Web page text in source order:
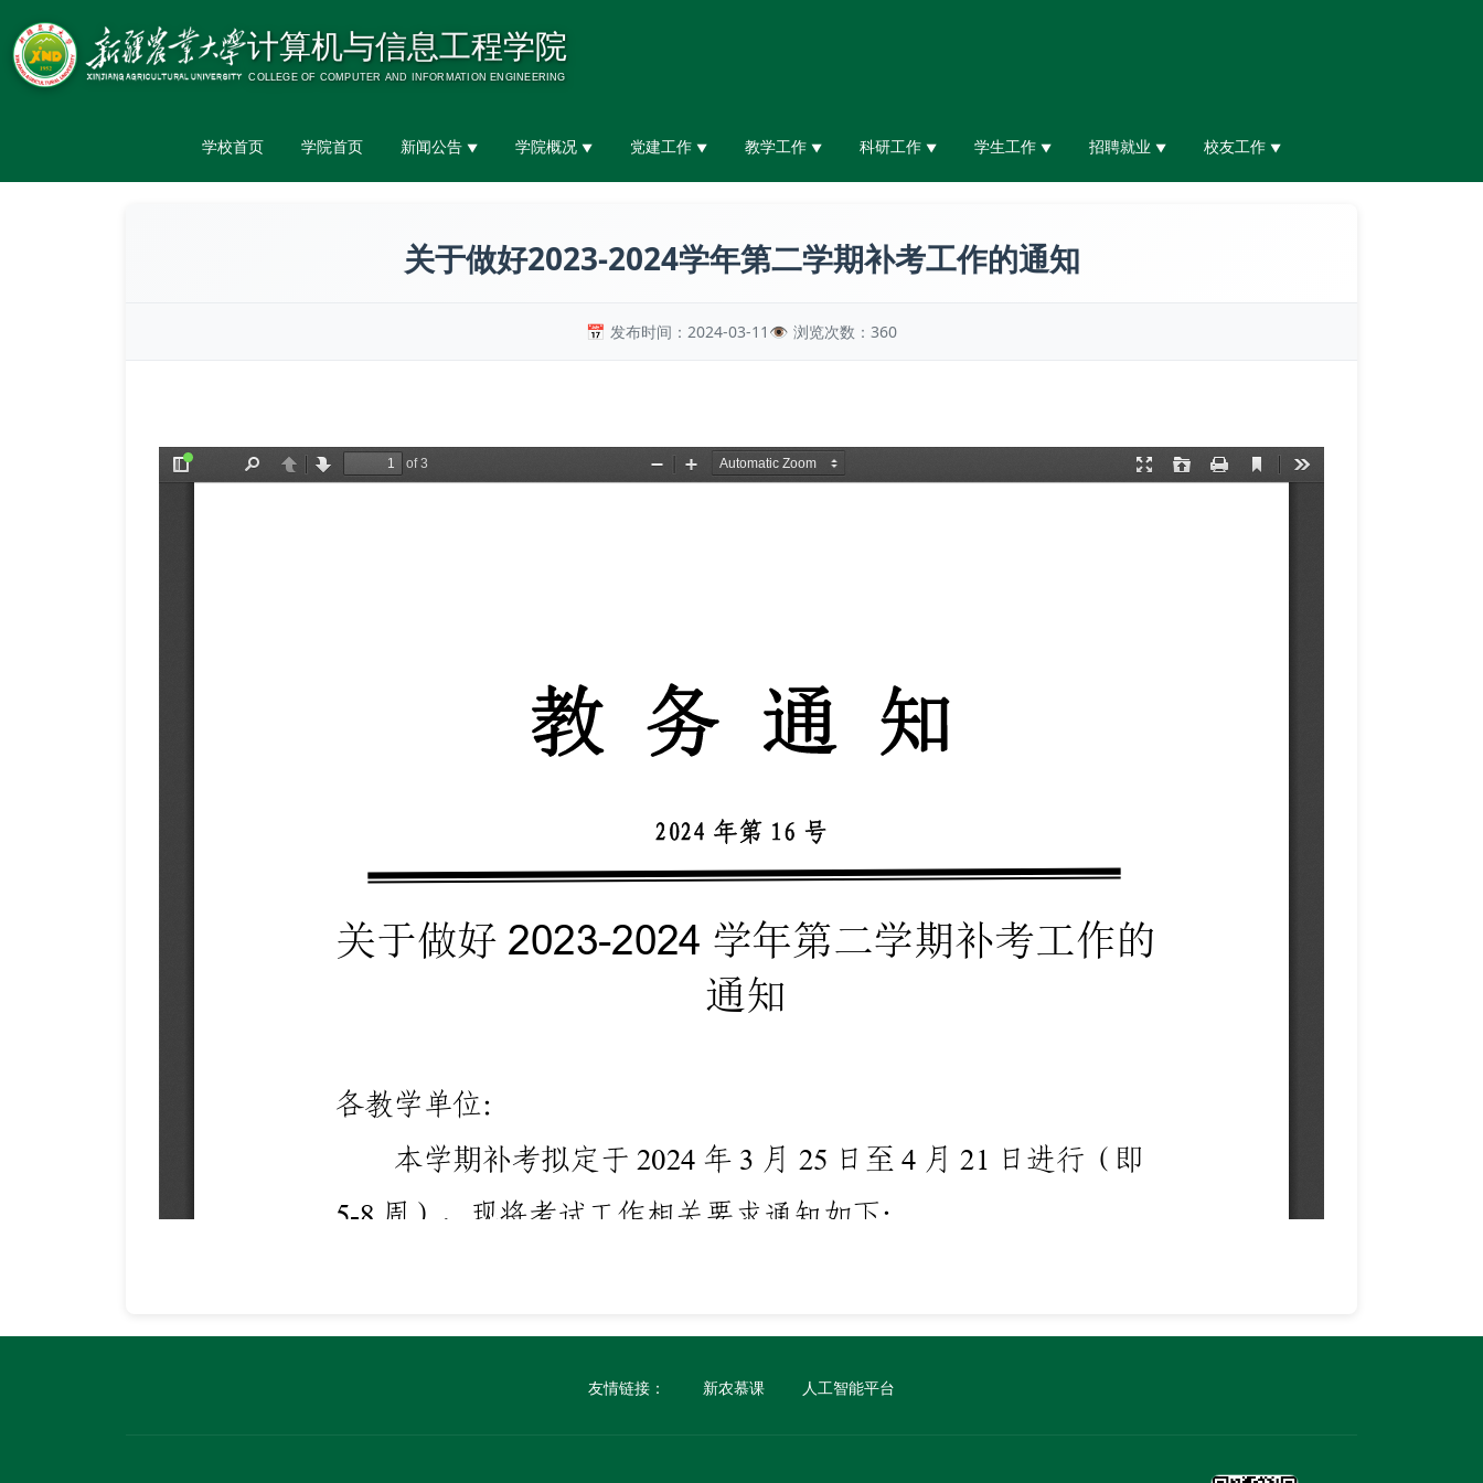
学校首页 学院首页 新闻公告 ▼ 学院概况 ▼ 党建工作 ▼ 教学工作 ▼ 科研工作 ▼ 学生工作 ▼ 招聘就业 ▼ 校友工作 ▼
关于做好2023-2024学年第二学期补考工作的通知
发布时间：2024-03-11 浏览次数： 360
友情链接： 新农慕课 人工智能平台